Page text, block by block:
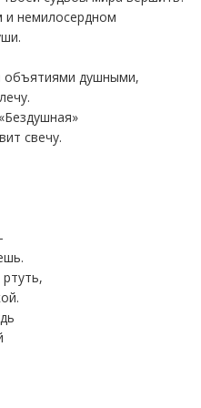
немилосердном
объятиями душными,
свечу.